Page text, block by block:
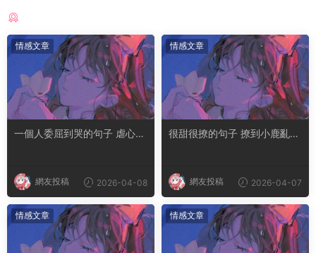
情感文章
一個人委屈到哭的句子 虐心到
網友投稿 2026-04-08
情感文章
很甜很撩的句子 撩到小鹿亂撞
網友投稿 2026-04-07
情感文章 情感文章